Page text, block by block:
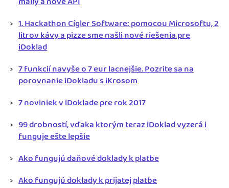
1. Hackathon Cígler Software: pomocou Microsoftu, 2
litrov kávy a pizze sme našli nové riešenia pre
iDoklad
7 funkcií navyše o 7 eur lacnejšie. Pozrite sa na
porovnanie iDokladu s iKrosom
7 noviniek v iDoklade pre rok 2017
99 drobností, vďaka ktorým teraz iDoklad vyzerá i
funguje ešte lepšie
Ako fungujú daňové doklady k platbe
Ako fungujú doklady k prijatej platbe